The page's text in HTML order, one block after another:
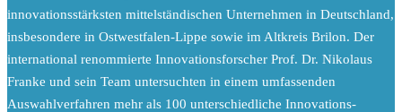
innovationsstärksten mittelständischen Unternehmen in Deutschland,
insbesondere in Ostwestfalen-Lippe sowie im Altkreis Brilon. Der
international renommierte Innovationsforscher Prof. Dr. Nikolaus
Franke und sein Team untersuchten in einem umfassenden
Auswahlverfahren mehr als 100 unterschiedliche Innovations-